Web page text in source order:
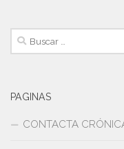
Buscar:
PAGINAS
CONTACTA